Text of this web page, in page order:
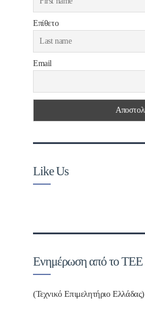
Επίθετο
Email
Like Us
Ενημέρωση από το ΤΕΕ
(Τεχνικό Επιμελητήριο Ελλάδας)